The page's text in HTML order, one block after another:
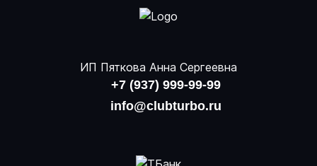
ИП Пяткова Анна Сергеевна
+7 (937) 999-99-99
info@clubturbo.ru